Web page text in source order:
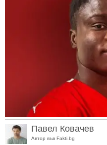
Павел Ковачев
Автор във Fakti.bg